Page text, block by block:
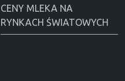
CENY MLEKA NA
RYNKACH ŚWIATOWYCH